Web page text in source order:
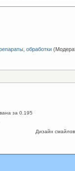
обработки
Дизайн
за 0.195